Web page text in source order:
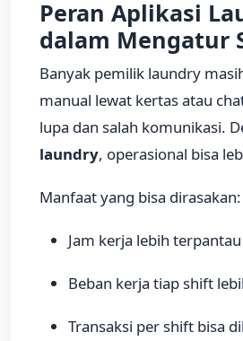
Peran Aplikasi
dalam Mengatur
Banyak pemilik laundry
manual lewat kertas atau
lupa dan salah komunikasi.
laundry, operasional bisa
Manfaat yang bisa dirasakan:
Jam kerja lebih terpantau
Beban kerja tiap shift
Transaksi per shift bisa